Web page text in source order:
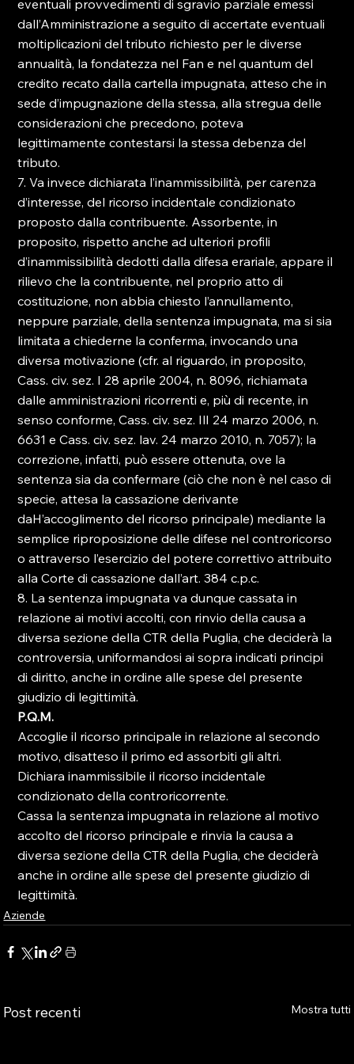
eventuali provvedimenti di sgravio parziale emessi
dall’Amministrazione a seguito di accertate eventuali
moltiplicazioni del tributo richiesto per le diverse
annualità, la fondatezza nel Fan e nel quantum del
credito recato dalla cartella impugnata, atteso che in
sede d’impugnazione della stessa, alla stregua delle
considerazioni che precedono, poteva
legittimamente contestarsi la stessa debenza del
tributo.
7. Va invece dichiarata l’inammissibilità, per carenza
d’interesse, del ricorso incidentale condizionato
proposto dalla contribuente. Assorbente, in
proposito, rispetto anche ad ulteriori profili
d’inammissibilità dedotti dalla difesa erariale, appare il
rilievo che la contribuente, nel proprio atto di
costituzione, non abbia chiesto l’annullamento,
neppure parziale, della sentenza impugnata, ma si sia
limitata a chiederne la conferma, invocando una
diversa motivazione (cfr. al riguardo, in proposito,
Cass. civ. sez. I 28 aprile 2004, n. 8096, richiamata
dalle amministrazioni ricorrenti e, più di recente, in
senso conforme, Cass. civ. sez. IlI 24 marzo 2006, n.
6631 e Cass. civ. sez. lav. 24 marzo 2010, n. 7057); la
correzione, infatti, può essere ottenuta, ove la
sentenza sia da confermare (ciò che non è nel caso di
specie, attesa la cassazione derivante
daH’accoglimento del ricorso principale) mediante la
semplice riproposizione delle difese nel controricorso
o attraverso l’esercizio del potere correttivo attribuito
alla Corte di cassazione dall’art. 384 c.p.c.
8. La sentenza impugnata va dunque cassata in
relazione ai motivi accolti, con rinvio della causa a
diversa sezione della CTR della Puglia, che deciderà la
controversia, uniformandosi ai sopra indicati principi
di diritto, anche in ordine alle spese del presente
giudizio di legittimità.
P.Q.M.
Accoglie il ricorso principale in relazione al secondo
motivo, disatteso il primo ed assorbiti gli altri.
Dichiara inammissibile il ricorso incidentale
condizionato della controricorrente.
Cassa la sentenza impugnata in relazione al motivo
accolto del ricorso principale e rinvia la causa a
diversa sezione della CTR della Puglia, che deciderà
anche in ordine alle spese del presente giudizio di
legittimità.
Aziende
Post recenti Mostra tutti